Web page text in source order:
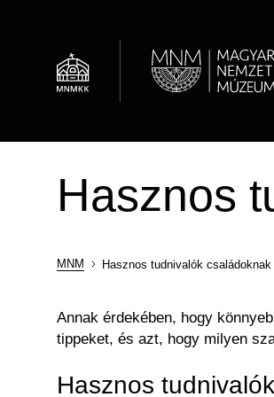
Látogatói információk
Családok
OMMIK
Képcsarnok
Hasznos
Morzsa
MNM Hasznos tudnivalók családoknak
Annak érdekében, hogy
tippeket, és azt, hogy milyen
Hasznos